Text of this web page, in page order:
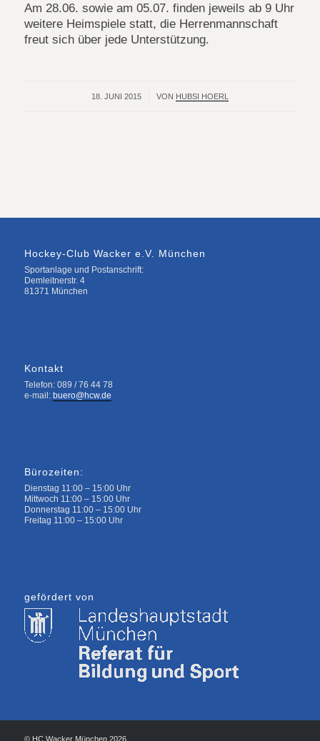
Am 28.06. sowie am 05.07. finden jeweils ab 9 Uhr
weitere Heimspiele statt, die Herrenmannschaft
freut sich über jede Unterstützung.
18. JUNI 2015
/ VON HUBSI HOERL
Hockey-Club Wacker e.V. München
Sportanlage und Postanschrift:
Demleitnerstr. 4
81371 München
Kontakt
Telefon: 089 / 76 44 78
e-mail: buero@hcw.de
Bürozeiten:
Dienstag 11:00 – 15:00 Uhr
Mittwoch 11:00 – 15:00 Uhr
Donnerstag 11:00 – 15:00 Uhr
Freitag 11:00 – 15:00 Uhr
gefördert von
© HC Wacker München 2026